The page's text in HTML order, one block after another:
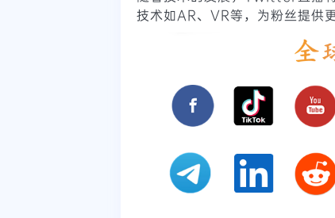
技术如AR、VR等，为粉丝提供